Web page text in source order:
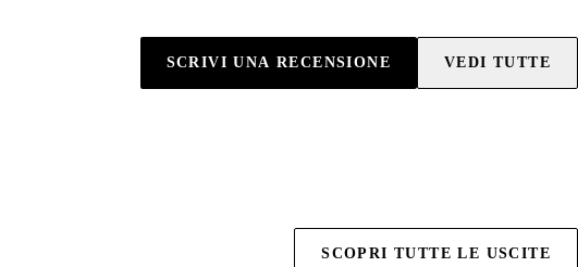
SCRIVI UNA RECENSIONE VEDI TUTTE
SCOPRI TUTTE LE USCITE